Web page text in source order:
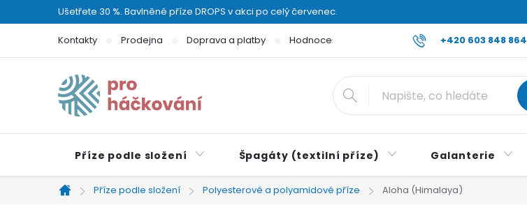
na
Ušetřete 30 %. Bavlněné příze DROPS v akci po celý červenec.
+420 603 848 864
Kontakty Prodejna Doprava a platby Hodnocení obchodu Reklamace a vrácení zboží
Příze podle složení Špagáty (textilní příze) Galanterie
Domů
Příze podle složení Polyesterové a polyamidové příze Aloha (Himalaya)